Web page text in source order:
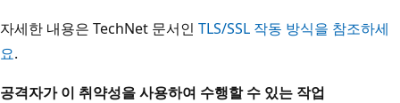
자세한 내용은 TechNet 문서인 TLS/SSL 작동 방식을 참조하세
요.
공격자가 이 취약성을 사용하여 수행할 수 있는 작업